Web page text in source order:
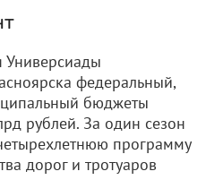
Универсиады
федеральный,
бюджеты
рублей. За один сезон
программу
дорог и тротуаров